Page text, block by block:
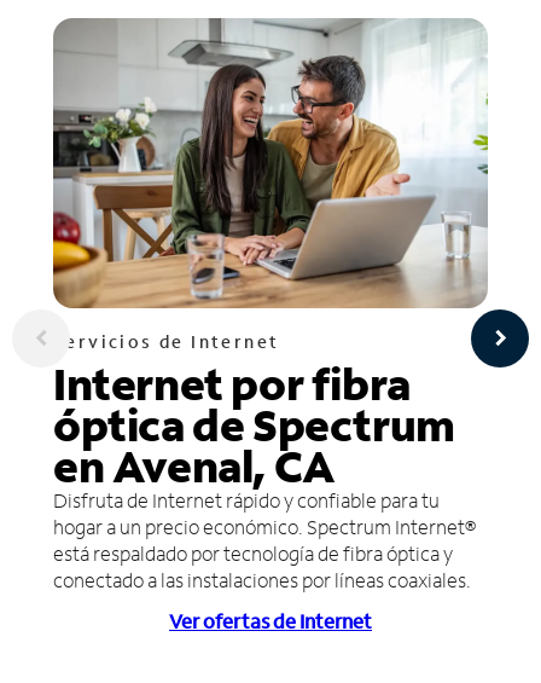
Servicios de Internet
Internet por fibra
óptica de Spectrum
en Avenal, CA
Disfruta de Internet rápido y confiable para tu
hogar a un precio económico. Spectrum Internet®
está respaldado por tecnología de fibra óptica y
conectado a las instalaciones por líneas coaxiales.
Ver ofertas de Internet